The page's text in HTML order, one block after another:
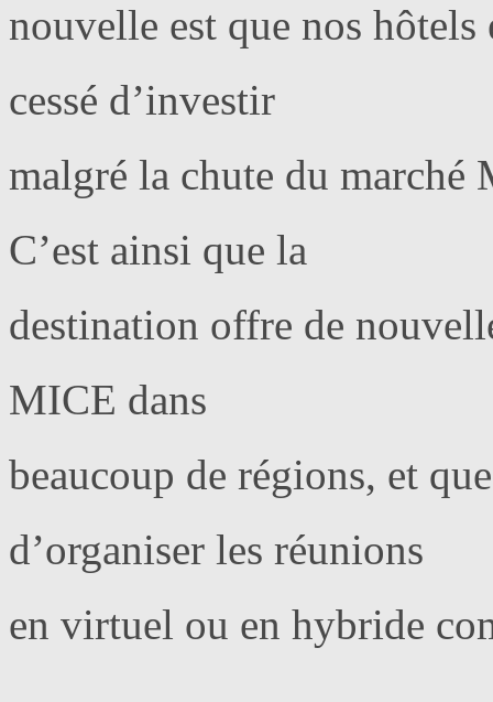
nouvelle est que nos hôtels
cessé d’investir
malgré la chute du marché
C’est ainsi que la
destination offre de
MICE dans
beaucoup de régions, et
d’organiser les réunions
en virtuel ou en hybride